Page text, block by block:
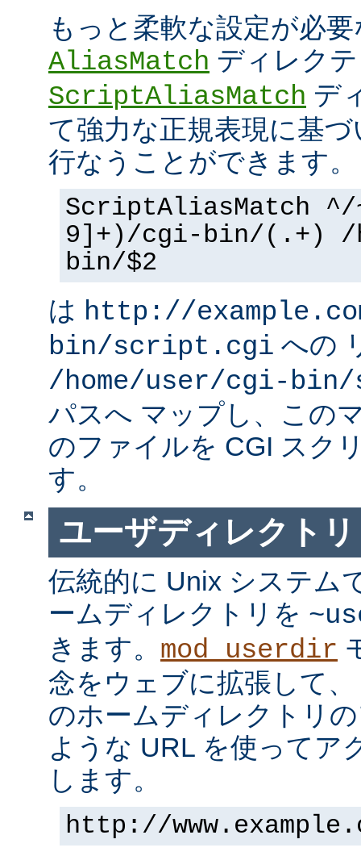
もっと柔軟な設定が必
AliasMatch ディレク
ScriptAliasMatch デ
て強力な正規表現に基
行なうことができます
ScriptAliasMatch
9]+)/cgi-bin/(.+) /
bin/$2
は http://
bin/script.cgi への
/home/user/cgi-
パスへ マップし、この
のファイルを CGI スク
す。
ユーザディレクトリ
伝統的に Unix システム
ームディレクトリを
きます。 mod_userdir
念をウェブに拡張して
のホームディレクトリ
ような URL を使ってア
します。
http://